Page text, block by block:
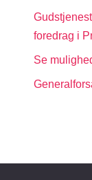
foredrag i
Se